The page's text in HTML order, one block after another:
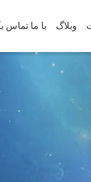
وبلاگ با ما تماس